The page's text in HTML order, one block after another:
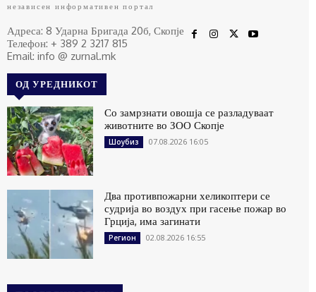
независен информативен портал
Адреса: 8 Ударна Бригада 20б, Скопје
Телефон: + 389 2 3217 815
Email: info @ zurnal.mk
ОД УРЕДНИКОТ
Со замрзнати овошја се разладуваат
животните во ЗОО Скопје
Шоубиз 07.08.2026 16:05
Два противпожарни хеликоптери се
судрија во воздух при гасење пожар во
Грција, има загинати
Регион 02.08.2026 16:55